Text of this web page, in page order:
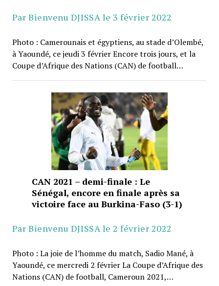
Par Bienvenu DJISSA le 3 février 2022
Photo : Camerounais et égyptiens, au stade d’Olembé,
à Yaoundé, ce jeudi 3 février Encore trois jours, et la
Coupe d’Afrique des Nations (CAN) de football…
CAN 2021 – demi-finale : Le
Sénégal, encore en finale après sa
victoire face au Burkina-Faso (3-1)
Par Bienvenu DJISSA le 2 février 2022
Photo : La joie de l’homme du match, Sadio Mané, à
Yaoundé, ce mercredi 2 février La Coupe d’Afrique des
Nations (CAN) de football, Cameroun 2021,…